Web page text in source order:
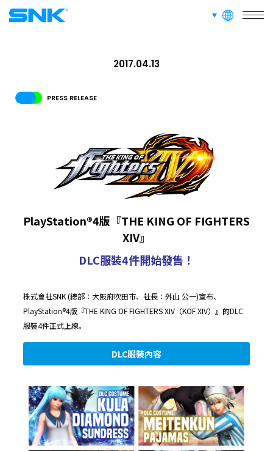
languages
ABOUT
招募資訊 面向愛好者的內容
PRESS RELEASE
2017.04.13
PlayStation®4版『THE KING OF FIGHTERS
XIV』
DLC服裝4件開始發售！
株式會社SNK (總部：大阪府吹田市、社長：外山 公一)宣布、
PlayStation®4版『THE KING OF FIGHTERS XIV（KOF XIV）』的DLC
服裝4件正式上線。
DLC服裝內容